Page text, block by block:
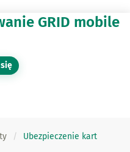
GRID mobile
Ubezpieczenie kart